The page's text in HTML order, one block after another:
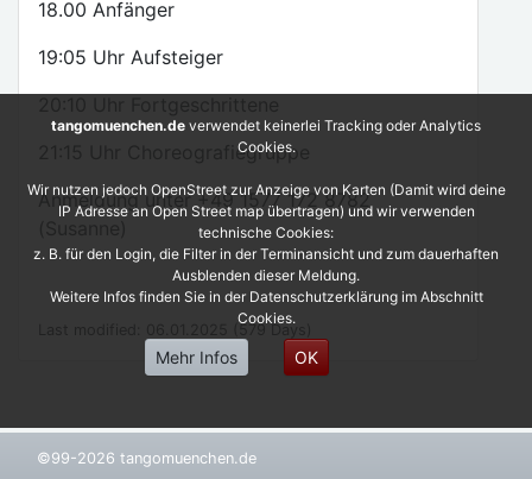
18.00 Anfänger
19:05 Uhr Aufsteiger
21:15 Uhr Choreografiegruppe
Anmeldung unter +49 1577 172 8782
Last modified: 06.01.2025 (579 Days)
©99-2026 tangomuenchen.de
tangomuenchen.de verwendet keinerlei Tracking oder Analytics
Cookies.
Wir nutzen jedoch OpenStreet zur Anzeige von Karten (Damit wird deine
IP Adresse an Open Street map übertragen) und wir verwenden
technische Cookies:
z. B. für den Login, die Filter in der Terminansicht und zum dauerhaften
Ausblenden dieser Meldung.
Weitere Infos finden Sie in der Datenschutzerklärung im Abschnitt
Cookies.
Mehr Infos OK